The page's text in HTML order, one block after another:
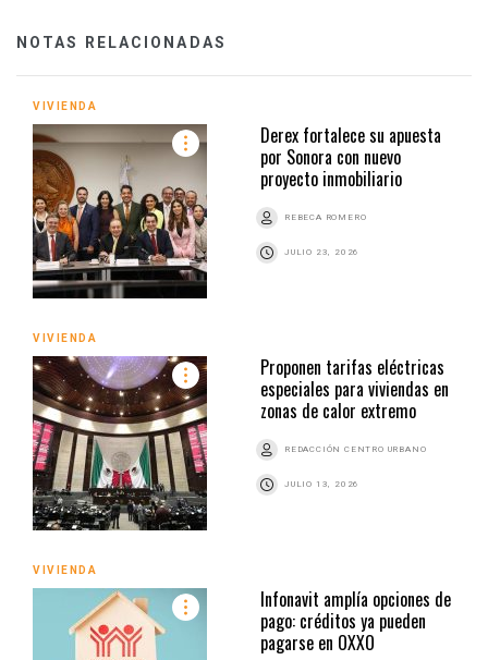
NOTAS RELACIONADAS
VIVIENDA
Derex fortalece su apuesta
por Sonora con nuevo
proyecto inmobiliario
REBECA ROMERO
JULIO 23, 2026
VIVIENDA
Proponen tarifas eléctricas
especiales para viviendas en
zonas de calor extremo
REDACCIÓN CENTRO URBANO
JULIO 13, 2026
VIVIENDA
Infonavit amplía opciones de
pago: créditos ya pueden
pagarse en OXXO